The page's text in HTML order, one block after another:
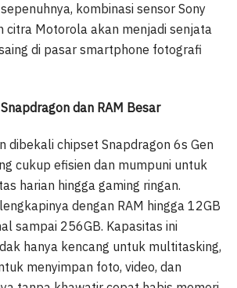
kombinasi sensor Sony
citra Motorola akan menjadi senjata
di pasar smartphone fotografi
dan RAM Besar
dibekali chipset Snapdragon 6s Gen
cukup efisien dan mumpuni untuk
harian hingga gaming ringan.
dengan RAM hingga 12GB
sampai 256GB. Kapasitas ini
hanya kencang untuk multitasking,
menyimpan foto, video, dan